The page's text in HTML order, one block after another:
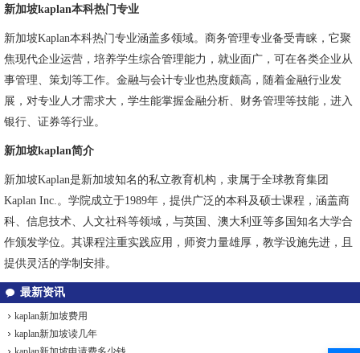
新加坡kaplan本科热门专业
新加坡Kaplan本科热门专业涵盖多领域。商务管理专业备受青睐，它聚
焦现代企业运营，培养学生综合管理能力，就业面广，可在各类企业从
事管理、策划等工作。金融与会计专业也热度颇高，随着金融行业发
展，对专业人才需求大，学生能掌握金融分析、财务管理等技能，进入
银行、证券等行业。
新加坡kaplan简介
新加坡Kaplan是新加坡知名的私立教育机构，隶属于全球教育集团
Kaplan Inc.。学院成立于1989年，提供广泛的本科及硕士课程，涵盖商
科、信息技术、人文社科等领域，与英国、澳大利亚等多国知名大学合
作颁发学位。其课程注重实践应用，师资力量雄厚，教学设施先进，且
提供灵活的学制安排。
最新资讯
kaplan新加坡费用
kaplan新加坡读几年